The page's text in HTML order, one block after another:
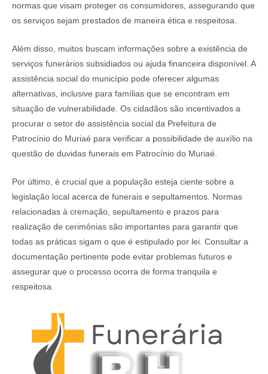
normas que visam proteger os consumidores, assegurando que
os serviços sejam prestados de maneira ética e respeitosa.
Além disso, muitos buscam informações sobre a existência de
serviços funerários subsidiados ou ajuda financeira disponível. A
assistência social do município pode oferecer algumas
alternativas, inclusive para famílias que se encontram em
situação de vulnerabilidade. Os cidadãos são incentivados a
procurar o setor de assistência social da Prefeitura de
Patrocínio do Muriaé para verificar a possibilidade de auxílio na
questão de duvidas funerais em Patrocínio do Muriaé.
Por último, é crucial que a população esteja ciente sobre a
legislação local acerca de funerais e sepultamentos. Normas
relacionadas à cremação, sepultamento e prazos para
realização de cerimônias são importantes para garantir que
todas as práticas sigam o que é estipulado por lei. Consultar a
documentação pertinente pode evitar problemas futuros e
assegurar que o processo ocorra de forma tranquila e
respeitosa.